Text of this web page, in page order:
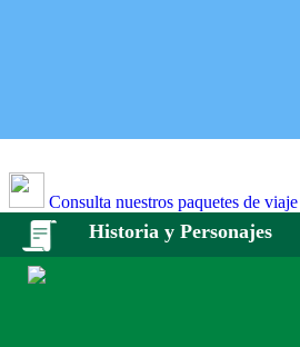
Consulta nuestros paquetes de viaje
Historia y Personajes